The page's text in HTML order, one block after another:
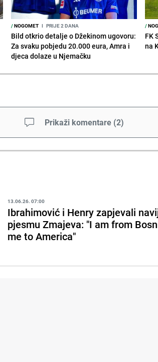
/NOGOMET I PRIJE 2 DANA
Bild otkrio detalje o Džekinom ugovoru:
Za svaku pobjedu 20.000 eura, Amra i
djeca dolaze u Njemačku
/
FK
na
Prikaži komentare (2)
13.06.26. 07:00
Ibrahimović i Henry zapjevali
pjesmu Zmajeva: "I am from
me to America"